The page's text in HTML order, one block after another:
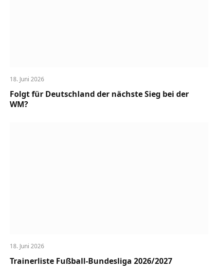
18. Juni 2026
Folgt für Deutschland der nächste Sieg bei der
WM?
18. Juni 2026
Trainerliste Fußball-Bundesliga 2026/2027